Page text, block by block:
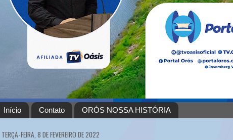
Início Contato ORÓS NOSSA HISTÓRIA
TERÇA-FEIRA, 8 DE FEVEREIRO DE 2022